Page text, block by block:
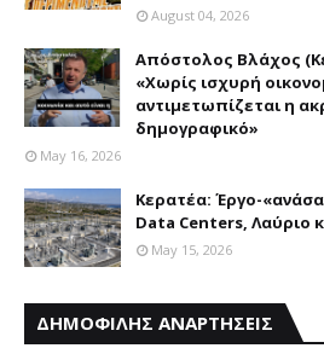
August 04, 2026
Απόστολος Βλάχος
«Χωρίς ισχυρή
αντιμετωπίζεται η
δημογραφικό»
May 16, 2026
Κερατέα: Έργο-
Data Centers, Λαύριο
May 15, 2026
ΔΗΜΟΦΙΛΗΣ ΑΝΑΡΤΗΣΕΙΣ